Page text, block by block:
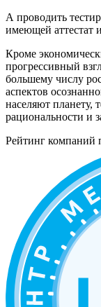
А проводить
имеющей аттестат
Кроме
прогрессивный
большему числу
аспектов
населяют планету,
рациональности и
Рейтинг компаний